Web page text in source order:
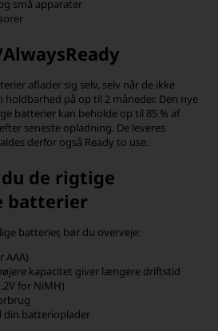
små apparater
aflader sig selv, selv når de ikke
på op til 2 måneder. Den nye
batterier kan beholde op til 85 % af
seneste opladning. De leveres
derfor også Ready to use.
de rigtige
batterier
batterier, bør du overveje:
AAA)
kapacitet giver længere driftstid
for NiMH)
din batterioplader